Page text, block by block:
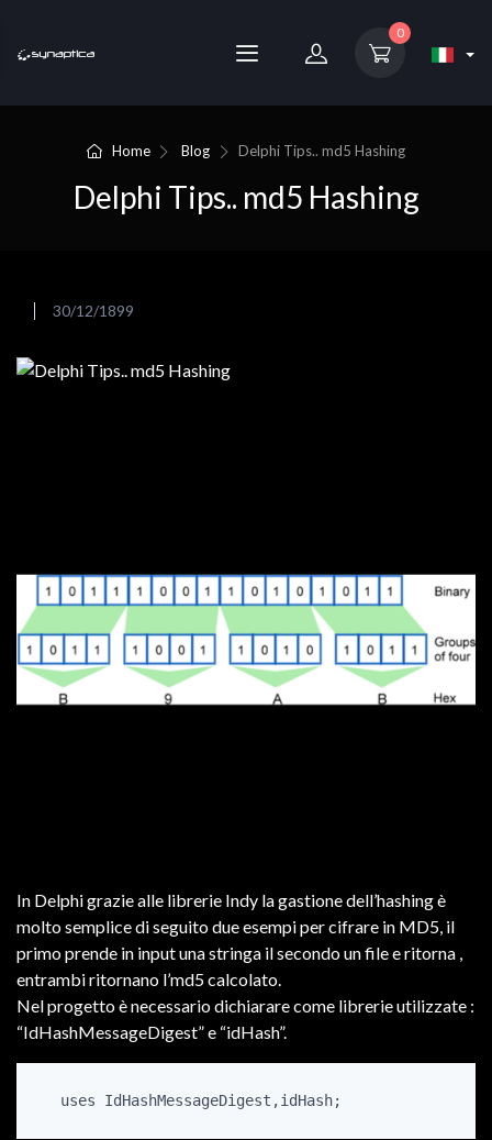
0
Home Blog Delphi Tips.. md5 Hashing
Delphi Tips.. md5 Hashing
30/12/1899
In Delphi grazie alle librerie Indy la gastione dell’hashing è
molto semplice di seguito due esempi per cifrare in MD5, il
primo prende in input una stringa il secondo un file e ritorna ,
entrambi ritornano l’md5 calcolato.
Nel progetto è necessario dichiarare come librerie utilizzate :
“IdHashMessageDigest” e “idHash”.